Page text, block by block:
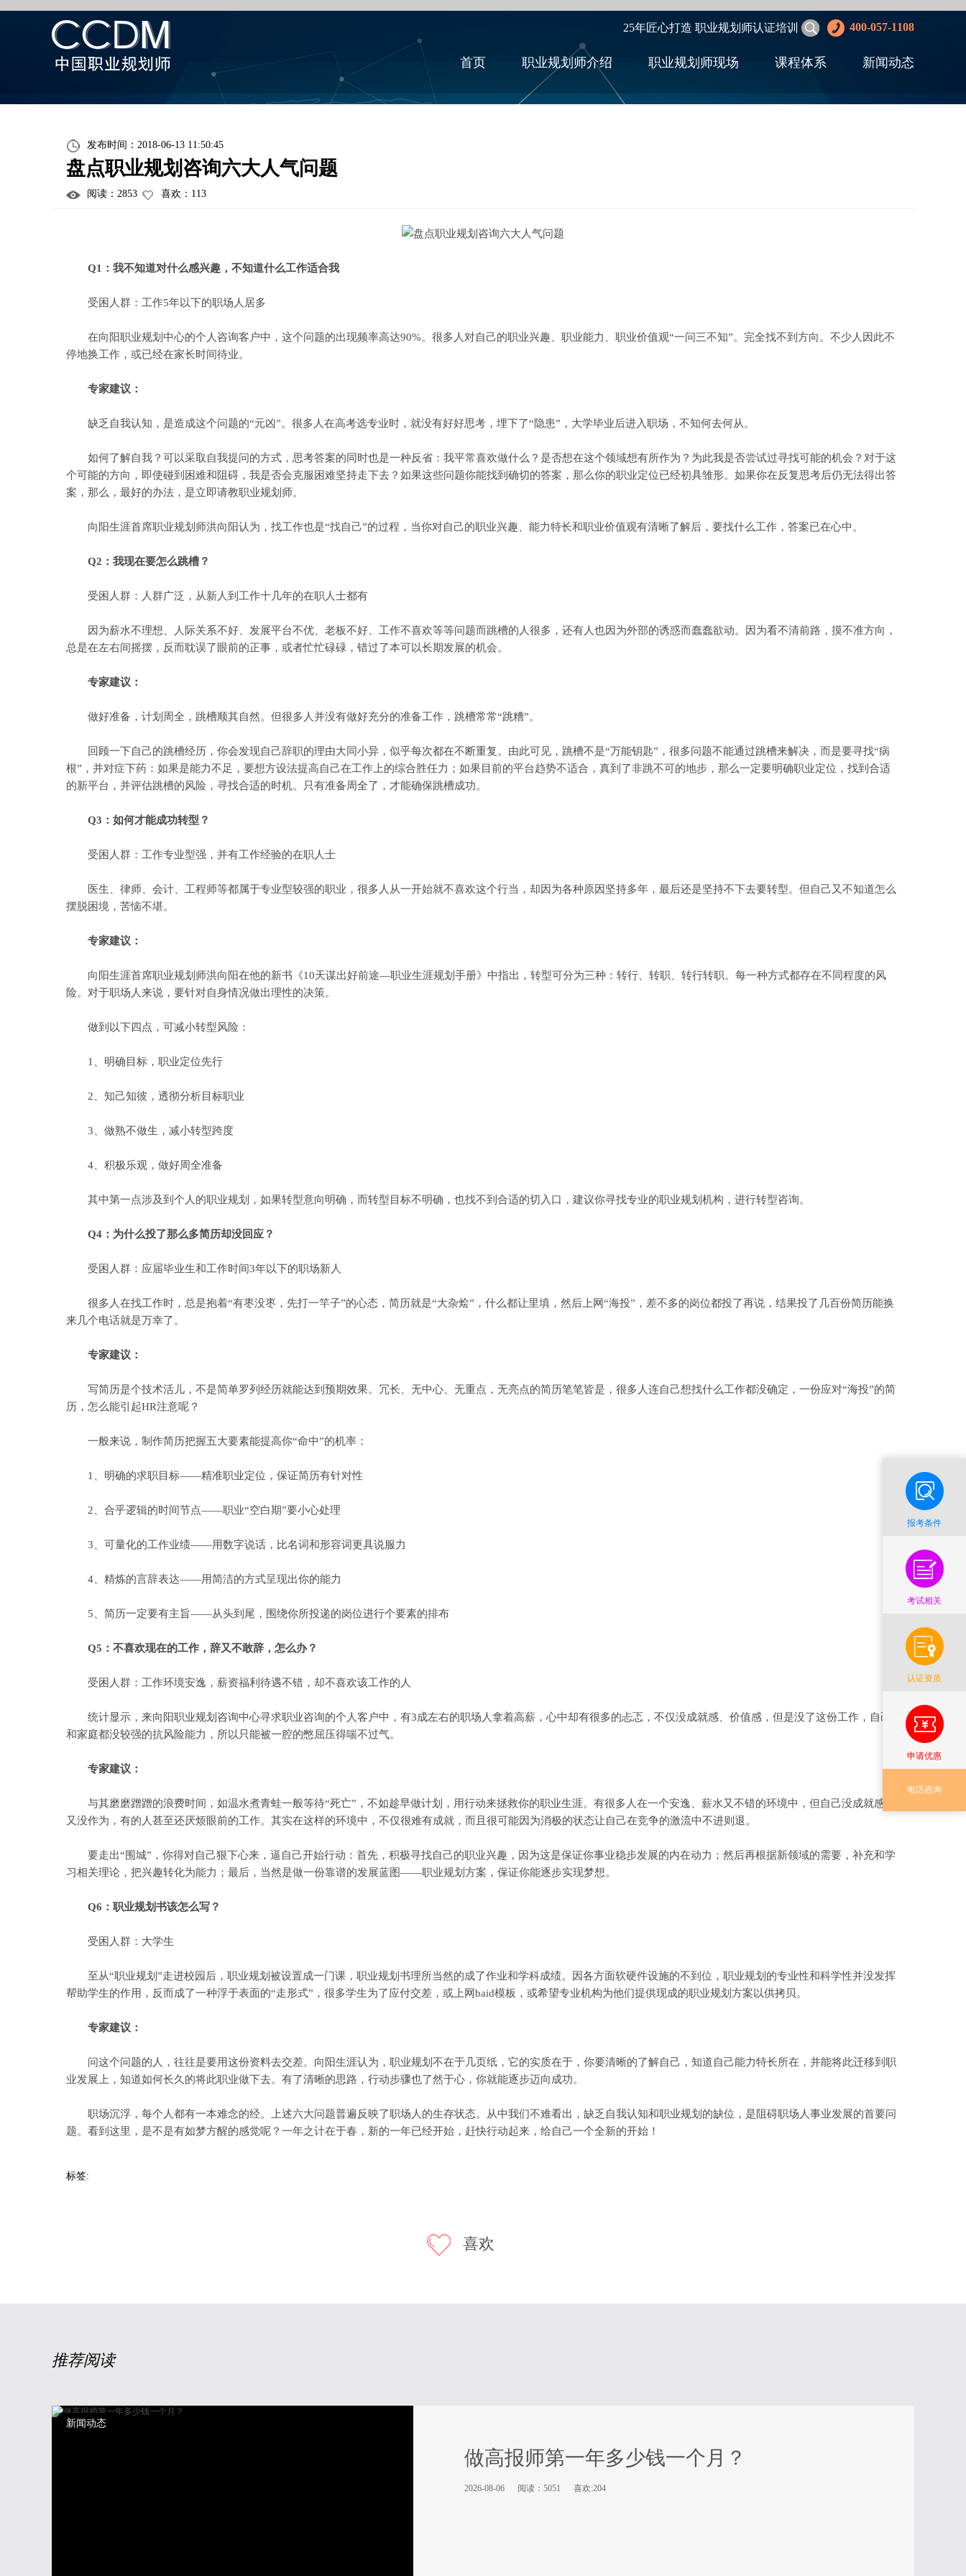
首页 职业规划师介绍 职业规划师现场 课程体系 新闻动态
25年匠心打造 职业规划师认证培训 400-057-1108
发布时间：2018-06-13 11:50:45
盘点职业规划咨询六大人气问题
阅读： 2853 喜欢： 113
Q1：我不知道对什么感兴趣，不知道什么工作适合我
受困人群：工作5年以下的职场人居多
在向阳职业规划中心的个人咨询客户中，这个问题的出现频率高达90%。很多人对自己的职业兴趣、职业能力、职业价值观“一问三不知”。完全找不到方向。不少人因此不
停地换工作，或已经在家长时间待业。
专家建议：
缺乏自我认知，是造成这个问题的“元凶”。很多人在高考选专业时，就没有好好思考，埋下了“隐患”，大学毕业后进入职场，不知何去何从。
如何了解自我？可以采取自我提问的方式，思考答案的同时也是一种反省：我平常喜欢做什么？是否想在这个领域想有所作为？为此我是否尝试过寻找可能的机会？对于这
个可能的方向，即使碰到困难和阻碍，我是否会克服困难坚持走下去？如果这些问题你能找到确切的答案，那么你的职业定位已经初具雏形。如果你在反复思考后仍无法得出答
案，那么，最好的办法，是立即请教职业规划师。
向阳生涯首席职业规划师洪向阳认为，找工作也是“找自己”的过程，当你对自己的职业兴趣、能力特长和职业价值观有清晰了解后，要找什么工作，答案已在心中。
Q2：我现在要怎么跳槽？
受困人群：人群广泛，从新人到工作十几年的在职人士都有
因为薪水不理想、人际关系不好、发展平台不优、老板不好、工作不喜欢等等问题而跳槽的人很多，还有人也因为外部的诱惑而蠢蠢欲动。因为看不清前路，摸不准方向，
总是在左右间摇摆，反而耽误了眼前的正事，或者忙忙碌碌，错过了本可以长期发展的机会。
专家建议：
做好准备，计划周全，跳槽顺其自然。但很多人并没有做好充分的准备工作，跳槽常常“跳糟”。
回顾一下自己的跳槽经历，你会发现自己辞职的理由大同小异，似乎每次都在不断重复。由此可见，跳槽不是“万能钥匙”，很多问题不能通过跳槽来解决，而是要寻找“病
根”，并对症下药：如果是能力不足，要想方设法提高自己在工作上的综合胜任力；如果目前的平台趋势不适合，真到了非跳不可的地步，那么一定要明确职业定位，找到合适
的新平台，并评估跳槽的风险，寻找合适的时机。只有准备周全了，才能确保跳槽成功。
Q3：如何才能成功转型？
受困人群：工作专业型强，并有工作经验的在职人士
医生、律师、会计、工程师等都属于专业型较强的职业，很多人从一开始就不喜欢这个行当，却因为各种原因坚持多年，最后还是坚持不下去要转型。但自己又不知道怎么
摆脱困境，苦恼不堪。
专家建议：
向阳生涯首席职业规划师洪向阳在他的新书《10天谋出好前途—职业生涯规划手册》中指出，转型可分为三种：转行、转职、转行转职。每一种方式都存在不同程度的风
险。对于职场人来说，要针对自身情况做出理性的决策。
做到以下四点，可减小转型风险：
1、明确目标，职业定位先行
2、知己知彼，透彻分析目标职业
3、做熟不做生，减小转型跨度
4、积极乐观，做好周全准备
其中第一点涉及到个人的职业规划，如果转型意向明确，而转型目标不明确，也找不到合适的切入口，建议你寻找专业的职业规划机构，进行转型咨询。
Q4：为什么投了那么多简历却没回应？
受困人群：应届毕业生和工作时间3年以下的职场新人
很多人在找工作时，总是抱着“有枣没枣，先打一竿子”的心态，简历就是“大杂烩”，什么都让里填，然后上网“海投”，差不多的岗位都投了再说，结果投了几百份简历能换
来几个电话就是万幸了。
专家建议：
写简历是个技术活儿，不是简单罗列经历就能达到预期效果。冗长、无中心、无重点，无亮点的简历笔笔皆是，很多人连自己想找什么工作都没确定，一份应对“海投”的简
历，怎么能引起HR注意呢？
一般来说，制作简历把握五大要素能提高你“命中”的机率：
1、明确的求职目标——精准职业定位，保证简历有针对性
2、合乎逻辑的时间节点——职业“空白期”要小心处理
3、可量化的工作业绩——用数字说话，比名词和形容词更具说服力
4、精炼的言辞表达——用简洁的方式呈现出你的能力
5、简历一定要有主旨——从头到尾，围绕你所投递的岗位进行个要素的排布
Q5：不喜欢现在的工作，辞又不敢辞，怎么办？
受困人群：工作环境安逸，薪资福利待遇不错，却不喜欢该工作的人
统计显示，来向阳职业规划咨询中心寻求职业咨询的个人客户中，有3成左右的职场人拿着高薪，心中却有很多的忐忑，不仅没成就感、价值感，但是没了这份工作，自己
和家庭都没较强的抗风险能力，所以只能被一腔的憋屈压得喘不过气。
专家建议：
与其磨磨蹭蹭的浪费时间，如温水煮青蛙一般等待“死亡”，不如趁早做计划，用行动来拯救你的职业生涯。有很多人在一个安逸、薪水又不错的环境中，但自己没成就感，
又没作为，有的人甚至还厌烦眼前的工作。其实在这样的环境中，不仅很难有成就，而且很可能因为消极的状态让自己在竞争的激流中不进则退。
要走出“围城”，你得对自己狠下心来，逼自己开始行动：首先，积极寻找自己的职业兴趣，因为这是保证你事业稳步发展的内在动力；然后再根据新领域的需要，补充和学
习相关理论，把兴趣转化为能力；最后，当然是做一份靠谱的发展蓝图——职业规划方案，保证你能逐步实现梦想。
Q6：职业规划书该怎么写？
受困人群：大学生
至从“职业规划”走进校园后，职业规划被设置成一门课，职业规划书理所当然的成了作业和学科成绩。因各方面软硬件设施的不到位，职业规划的专业性和科学性并没发挥
帮助学生的作用，反而成了一种浮于表面的“走形式”，很多学生为了应付交差，或上网baid模板，或希望专业机构为他们提供现成的职业规划方案以供拷贝。
专家建议：
问这个问题的人，往往是要用这份资料去交差。向阳生涯认为，职业规划不在于几页纸，它的实质在于，你要清晰的了解自己，知道自己能力特长所在，并能将此迁移到职
业发展上，知道如何长久的将此职业做下去。有了清晰的思路，行动步骤也了然于心，你就能逐步迈向成功。
职场沉浮，每个人都有一本难念的经。上述六大问题普遍反映了职场人的生存状态。从中我们不难看出，缺乏自我认知和职业规划的缺位，是阻碍职场人事业发展的首要问
题。看到这里，是不是有如梦方醒的感觉呢？一年之计在于春，新的一年已经开始，赶快行动起来，给自己一个全新的开始！
标签:
喜欢
推荐阅读
新闻动态
做高报师第一年多少钱一个月？
2026-08-06 阅读：5051 喜欢:204
报考条件
考试相关
认证资质
申请优惠
电话咨询